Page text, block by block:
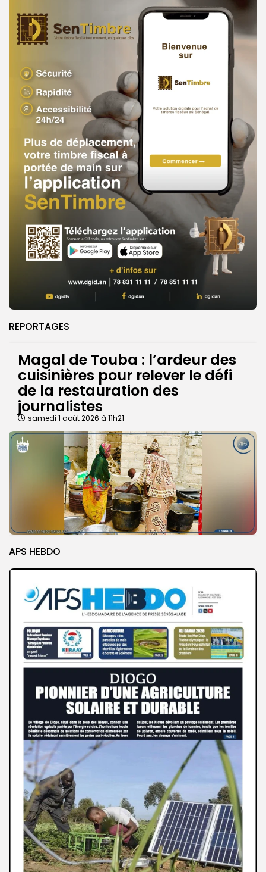
REPORTAGES
Magal de Touba : l’ardeur des
cuisinières pour relever le défi
de la restauration des
journalistes
samedi 1 août 2026 à 11h21
APS HEBDO